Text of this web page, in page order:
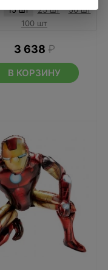
15 шт 25 шт
50 шт
100 шт
3 638 ₽
В КОРЗИНУ